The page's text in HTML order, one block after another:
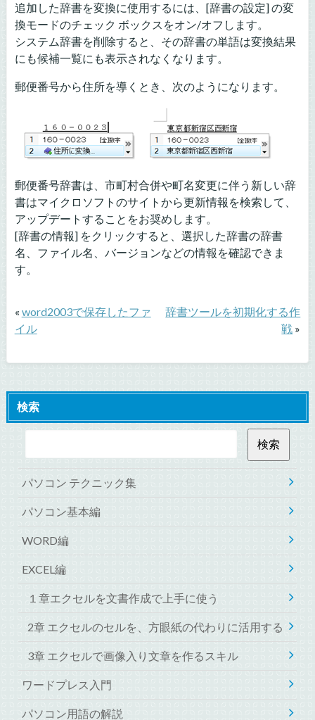
追加した辞書を変換に使用するには、[辞書の設定] の変
換モードのチェック ボックスをオン/オフします。
システム辞書を削除すると、その辞書の単語は変換結果
にも候補一覧にも表示されなくなります。
郵便番号から住所を導くとき、次のようになります。
郵便番号辞書は、市町村合併や町名変更に伴う新しい辞
書はマイクロソフトのサイトから更新情報を検索して、
アップデートすることをお奨めします。
[辞書の情報] をクリックすると、選択した辞書の辞書
名、ファイル名、バージョンなどの情報を確認できま
す。
« word2003で保存したファ
イル
辞書ツールを初期化する作
戦 »
検索
パソコン テクニック集
パソコン基本編
WORD編
EXCEL編
１章エクセルを文書作成で上手に使う
2章 エクセルのセルを、方眼紙の代わりに活用する
3章 エクセルで画像入り文章を作るスキル
ワードプレス入門
パソコン用語の解説